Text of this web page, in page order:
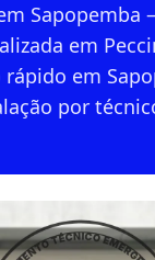
Sapopemba
em
em
por